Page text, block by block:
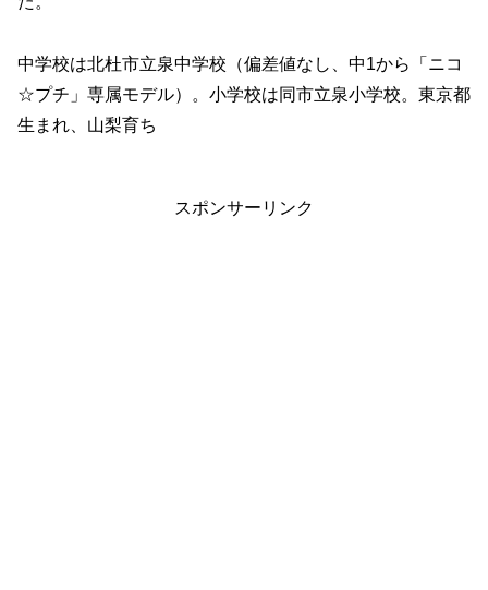
中学校は北杜市立泉中学校（偏差値なし、中1から「ニコ
☆プチ」専属モデル）。小学校は同市立泉小学校。東京都
生まれ、山梨育ち
スポンサーリンク